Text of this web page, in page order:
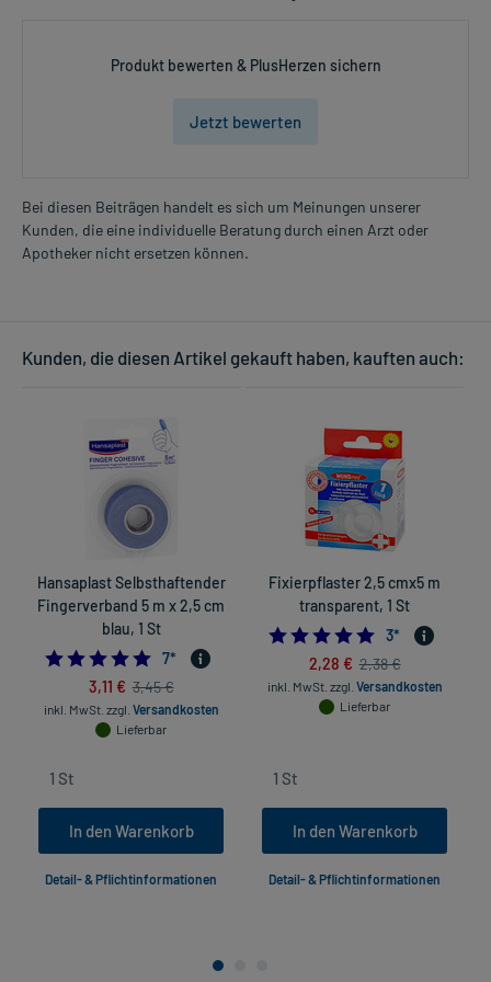
Produkt bewerten & PlusHerzen sichern
Jetzt bewerten
Bei diesen Beiträgen handelt es sich um Meinungen unserer
Kunden, die eine individuelle Beratung durch einen Arzt oder
Apotheker nicht ersetzen können.
Kunden, die diesen Artikel gekauft haben, kauften auch:
Hansaplast Selbsthaftender
Fingerverband 5 m x 2,5 cm
blau, 1 St
4.714285714285714
7*
3,11 € 3,45 €
inkl. MwSt. zzgl. Versandkosten
Lieferbar
In den Warenkorb
Detail- & Pflichtinformationen
Fixierpflaster 2,5 cmx5 m
transparent, 1 St
5.0
3*
2,28 € 2,38 €
inkl. MwSt. zzgl. Versandkosten
Lieferbar
In den Warenkorb
Detail- & Pflichtinformationen